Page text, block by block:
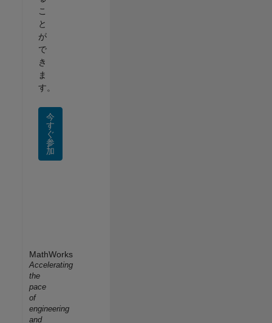
こ
と
が
で
き
ま
す。
今
す
ぐ
参
加
MathWorks
Accelerating
the
pace
of
engineering
and